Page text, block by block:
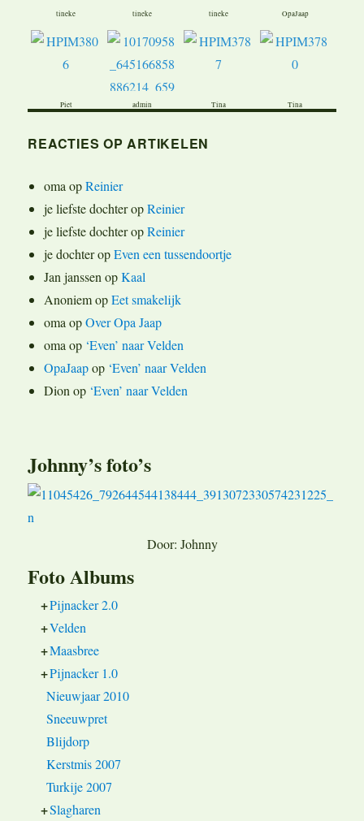
tineke tineke tineke OpaJaap
Piet admin Tina Tina
REACTIES OP ARTIKELEN
oma opReinier
je liefste dochteropReinier
je liefste dochteropReinier
je dochteropEven een tussendoortje
Jan janssen opKaal
AnoniemopEet smakelijk
oma opOver Opa Jaap
oma op ‘Even’ naar Velden
OpaJaapop ‘Even’ naar Velden
Dion op ‘Even’ naar Velden
Johnny’s foto’s
Door: Johnny
Foto Albums
+Pijnacker 2.0
+Velden
+Maasbree
+Pijnacker 1.0
Nieuwjaar 2010
Sneeuwpret
Blijdorp
Kerstmis 2007
Turkije 2007
+Slagharen